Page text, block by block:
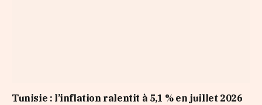
Tunisie : l’inflation ralentit à 5,1 % en juillet 2026